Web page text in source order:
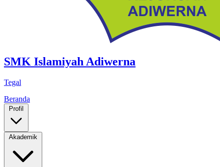
SMK Islamiyah Adiwerna
Tegal
Beranda
Profil
Akademik